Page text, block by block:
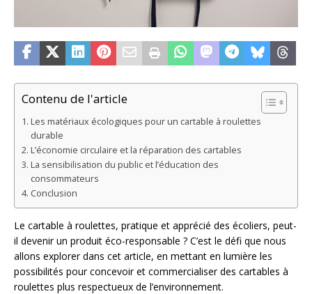
Contenu de l'article
Les matériaux écologiques pour un cartable à roulettes
durable
L’économie circulaire et la réparation des cartables
La sensibilisation du public et l’éducation des
consommateurs
Conclusion
Le cartable à roulettes, pratique et apprécié des écoliers, peut-
il devenir un produit éco-responsable ? C’est le défi que nous
allons explorer dans cet article, en mettant en lumière les
possibilités pour concevoir et commercialiser des cartables à
roulettes plus respectueux de l’environnement.